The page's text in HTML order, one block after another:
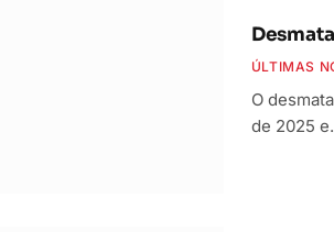
ÚLTIMAS
O
de 2025